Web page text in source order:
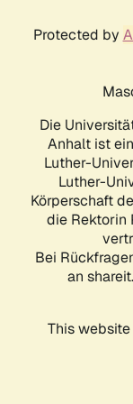
Protected by
Die
Anhalt ist
Luther-
Luther-
Körperschaft
die Rektorin
Bei
an
This